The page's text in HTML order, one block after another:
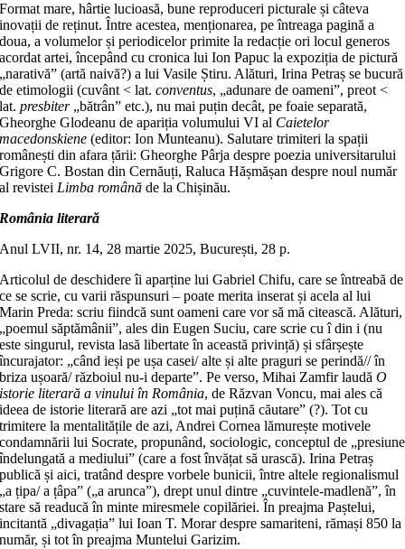
Format mare, hârtie lucioasă, bune reproduceri picturale și câteva
inovații de reținut. Între acestea, menționarea, pe întreaga pagină a
doua, a volumelor și periodicelor primite la redacție ori locul generos
acordat artei, începând cu cronica lui Ion Papuc la expoziția de pictură
„narativă” (artă naivă?) a lui Vasile Știru. Alături, Irina Petraș se bucură
de etimologii (cuvânt < lat.conventus, „adunare de oameni”, preot <
lat.presbiter„bătrân” etc.), nu mai puțin decât, pe foaie separată,
Gheorghe Glodeanu de apariția volumului VI al Caietelor
macedonskiene (editor: Ion Munteanu). Salutare trimiteri la spații
românești din afara țării: Gheorghe Pârja despre poezia universitarului
Grigore C. Bostan din Cernăuți, Raluca Hășmășan despre noul număr
al revisteiLimba română de la Chișinău.
România literară
Anul LVII, nr. 14, 28 martie 2025, București, 28 p.
Articolul de deschidere îi aparține lui Gabriel Chifu, care se întreabă de
ce se scrie, cu varii răspunsuri – poate merita inserat și acela al lui
Marin Preda: scriu fiindcă sunt oameni care vor să mă citească. Alături,
„poemul săptămânii”, ales din Eugen Suciu, care scrie cu î din i (nu
este singurul, revista lasă libertate în această privință) și sfârșește
încurajator: „când ieși pe ușa casei/ alte și alte praguri se perindă// în
briza ușoară/ războiul nu-i departe”. Pe verso, Mihai Zamfir laudăO
istorie literară a vinului în România, de Răzvan Voncu, mai ales că
ideea de istorie literară are azi „tot mai puțină căutare” (?). Tot cu
trimitere la mentalitățile de azi, Andrei Cornea lămurește motivele
condamnării lui Socrate, propunând, sociologic, conceptul de „presiune
îndelungată a mediului” (care a fost învățat să urască). Irina Petraș
publică și aici, tratând despre vorbele bunicii, între altele regionalismul
„a țipa/ a țâpa” („a arunca”), drept unul dintre „cuvintele-madlenă”, în
stare să readucă în minte miresmele copilăriei. În preajma Paștelui,
incitantă „divagația” lui Ioan T. Morar despre samariteni, rămași 850 la
număr, și tot în preajma Muntelui Garizim.